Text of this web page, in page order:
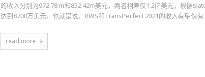
的收入分别为972.78 m和852.42m美元，两者相差仅1.2亿美元，根据
达到8700万美元，也就是说，RWS和TransPerfect 2021的收入有望仅
read more